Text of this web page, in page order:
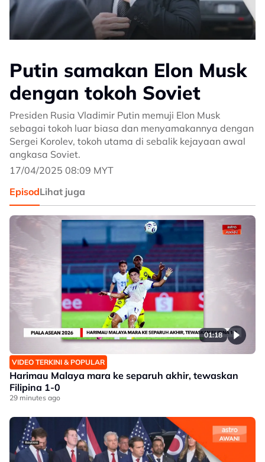
Putin samakan Elon Musk
dengan tokoh Soviet
Presiden Rusia Vladimir Putin memuji Elon Musk
sebagai tokoh luar biasa dan menyamakannya dengan
Sergei Korolev, tokoh utama di sebalik kejayaan awal
angkasa Soviet.
17/04/2025 08:09 MYT
EpisodLihat juga
01:18
VIDEO TERKINI & POPULAR
Harimau Malaya mara ke separuh akhir, tewaskan
Filipina 1-0
29 minutes ago